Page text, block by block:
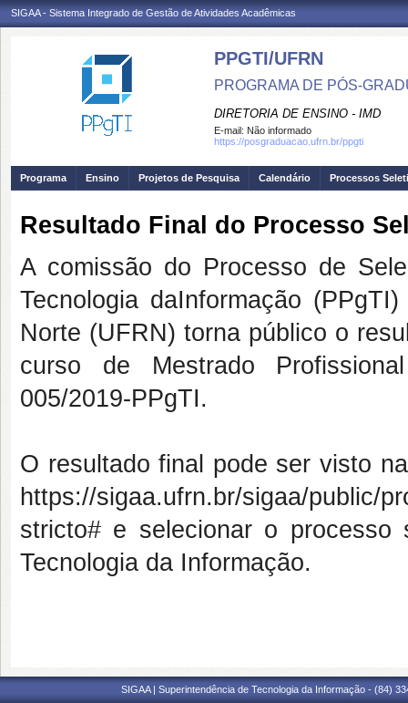
SIGAA - Sistema Integrado de Gestão de Atividades Acadêmicas
PPGTI/UFRN
PROGRAMA DE PÓS-
DIRETORIA DE ENSINO - IMD
E-mail: Não informado
https://posgraduacao.ufrn.br/ppgti
Programa Ensino Projetos de Pesquisa Calendário Processos
Resultado Final do Processo
A comissão do Processo de
Tecnologia daInformação
Norte (UFRN) torna público o
curso de Mestrado
005/2019-PPgTI.
O resultado final pode ser visto
https://sigaa.ufrn.br/sigaa/public/
stricto# e selecionar o processo
Tecnologia da Informação.
SIGAA | Superintendência de Tecnologia da Informação - (84)